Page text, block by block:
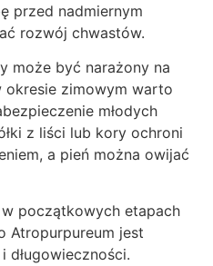
przed nadmiernym
rozwój chwastów.
może być narażony na
okresie zimowym warto
młodych
z liści lub kory ochroni
a pień można owijać
początkowych etapach
Atropurpureum jest
długowieczności.